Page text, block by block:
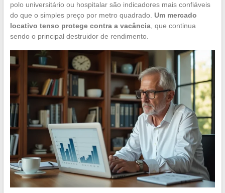
polo universitário ou hospitalar são indicadores mais confiáveis
do que o simples preço por metro quadrado. Um mercado
locativo tenso protege contra a vacância, que continua
sendo o principal destruidor de rendimento.